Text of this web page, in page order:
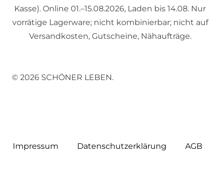
Kasse). Online 01.–15.08.2026, Laden bis 14.08. Nur
vorrätige Lagerware; nicht kombinierbar; nicht auf
Versandkosten, Gutscheine, Nähaufträge.
© 2026 SCHÖNER LEBEN.
Impressum Daten­schutz­erklärung AGB